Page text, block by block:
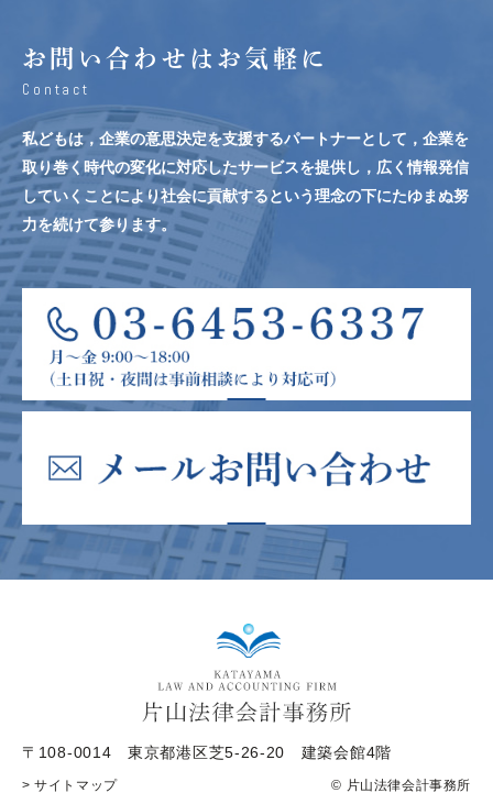
お問い合わせはお気軽に
Contact
私どもは，企業の意思決定を支援するパートナーとして，企業を
取り巻く時代の変化に対応したサービスを提供し，広く情報発信
していくことにより社会に貢献するという理念の下にたゆまぬ努
力を続けて参ります。
〒108-0014 東京都港区芝5-26-20 建築会館4階
> サイトマップ © 片山法律会計事務所